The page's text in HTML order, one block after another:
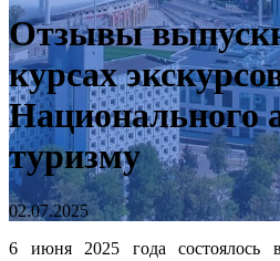
Отзывы
курсах
Национального
туризму
02.07.2025
6 июня 2025 года состоялось